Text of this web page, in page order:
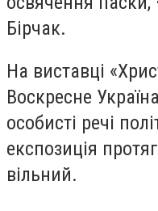
Бірчак.
На виставці
Воскресне
особисті речі
експозиція
вільний.